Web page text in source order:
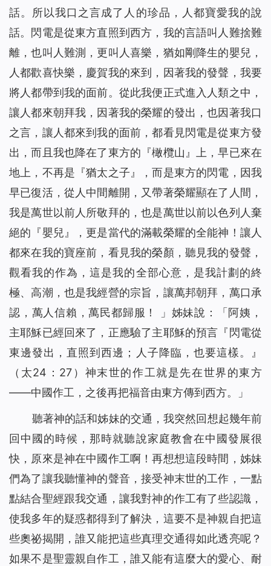
話。所以我口之言成了人的珍品，人都寶愛我的說
話。閃電是從東方直照到西方，我的言語叫人難捨難
離，也叫人難測，更叫人喜樂，猶如剛降生的嬰兒，
人都歡喜快樂，慶賀我的來到，因著我的發聲，我要
將人都帶到我的面前。從此我便正式進入人類之中，
讓人都來朝拜我，因著我的榮耀的發出，也因著我口
之言，讓人都來到我的面前，都看見閃電是從東方發
出，而且我也降在了東方的『橄欖山』上，早已來在
地上，不再是『猶太之子』，而是東方的閃電，因我
早已復活，從人中間離開，又帶著榮耀顯在了人間，
我是萬世以前人所敬拜的，也是萬世以前以色列人棄
絕的『嬰兒』，更是當代的滿載榮耀的全能神！讓人
都來在我的寶座前，看見我的榮顏，聽見我的發聲，
觀看我的作為，這是我的全部心意，是我計劃的終
極、高潮，也是我經營的宗旨，讓萬邦朝拜，萬口承
認，萬人信賴，萬民都歸服！
」姊妹說：「阿姨，
主耶穌已經回來了，正應驗了主耶穌的預言『 閃電從
東邊發出，直照到西邊；人子降臨，也要這樣。
』
（太24：27）神末世的作工就是先在世界的東方
——中國作工，之後再把福音由東方傳到西方。」
聽著神的話和姊妹的交通，我突然回想起幾年前
回中國的時候，那時就聽說家庭教會在中國發展很
快，原來是神在中國作工啊！再想想這段時間，姊妹
們為了讓我聽懂神的聲音，接受神末世的工作，一點
點結合聖經跟我交通，讓我對神的作工有了些認識，
使我多年的疑惑都得到了解決，這要不是神親自把這
些奧祕揭開，誰又能把這些真理交通得如此透亮呢？
如果不是聖靈親自作工，誰又能有這麼大的愛心、耐